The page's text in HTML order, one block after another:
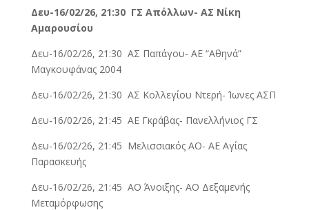
Δευ-16/02/26, 21:30 ΓΣ Απόλλων- ΑΣ Νίκη
Αμαρουσίου
Δευ-16/02/26, 21:30 ΑΣ Παπάγου- ΑΕ “Αθηνά”
Μαγκουφάνας 2004
Δευ-16/02/26, 21:30 ΑΣ Κολλεγίου Ντερή- Ίωνες ΑΣΠ
Δευ-16/02/26, 21:45 ΑΕ Γκράβας- Πανελλήνιος ΓΣ
Δευ-16/02/26, 21:45 Μελισσιακός ΑΟ- ΑΕ Αγίας
Παρασκευής
Δευ-16/02/26, 21:45 ΑΟ Άνοιξης- ΑΟ Δεξαμενής
Μεταμόρφωσης